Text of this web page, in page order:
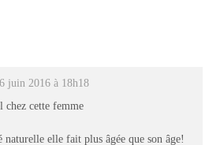
juin 2016 à 18h18
chez cette femme
naturelle elle fait plus âgée que son âge!